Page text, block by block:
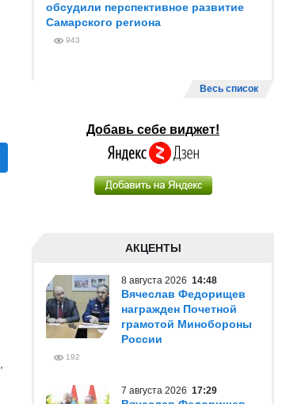
обсудили перспективное развитие
Самарского региона
943
Весь список
Добавь себе виджет!
АКЦЕНТЫ
8 августа 2026 14:48
Вячеслав Федорищев
награжден Почетной
грамотой Минобороны
России
192
7 августа 2026 17:29